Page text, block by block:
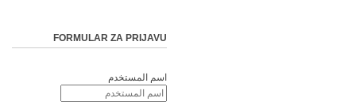
FORMULAR ZA PRIJAVU
اسم المستخدم